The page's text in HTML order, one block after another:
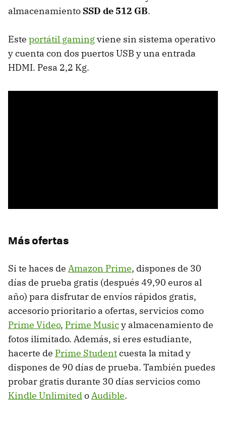
almacenamiento SSD de 512 GB.
Este portátil gamingviene sin sistema operativo
y cuenta con dos puertos USB y una entrada
HDMI. Pesa 2,2 Kg.
Más ofertas
Si te haces de Amazon Prime, dispones de 30
días de prueba gratis (después 49,90 euros al
año) para disfrutar de envíos rápidos gratis,
accesorio prioritario a ofertas, servicios como
Prime Video, Prime Musicy almacenamiento de
fotos ilimitado. Además, si eres estudiante,
hacerte de Prime Studentcuesta la mitad y
dispones de 90 días de prueba. También puedes
probar gratis durante 30 días servicios como
Kindle UnlimitedoAudible.